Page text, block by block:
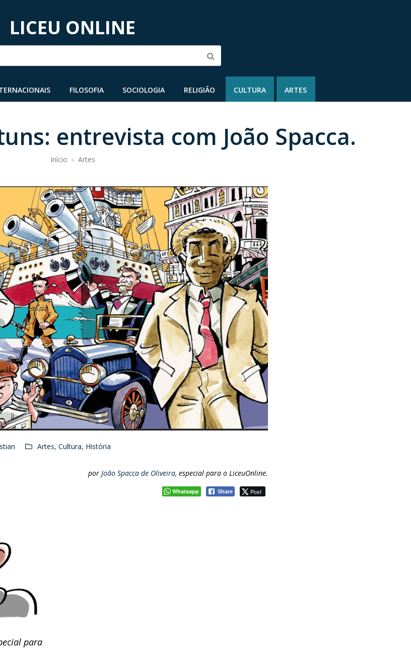
LICEU ONLINE
FILOSOFIA SOCIOLOGIA RELIGIÃO CULTURA ARTES
entrevista com João Spacca.
Início » Artes
Artes, Cultura, História
porJoão Spacca de Oliveira, especial para o LiceuOnline.
Whatsapp Share Post
para